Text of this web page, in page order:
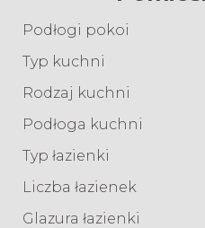
Podłogi pokoi
Typ kuchni
Rodzaj kuchni
Podłoga kuchni
Typ łazienki
Liczba łazienek
Glazura łazienki